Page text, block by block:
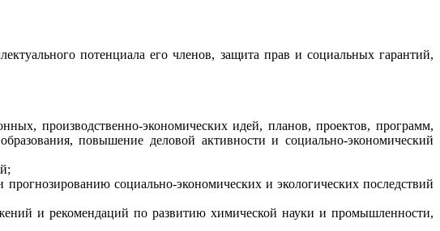
потенциала его членов, защита прав и социальных гарантий,
производственно-экономических идей, планов, проектов, программ,
повышение деловой активности и социально-экономический
социально-экономических и экологических последствий
и рекомендаций по развитию химической науки и промышленности,